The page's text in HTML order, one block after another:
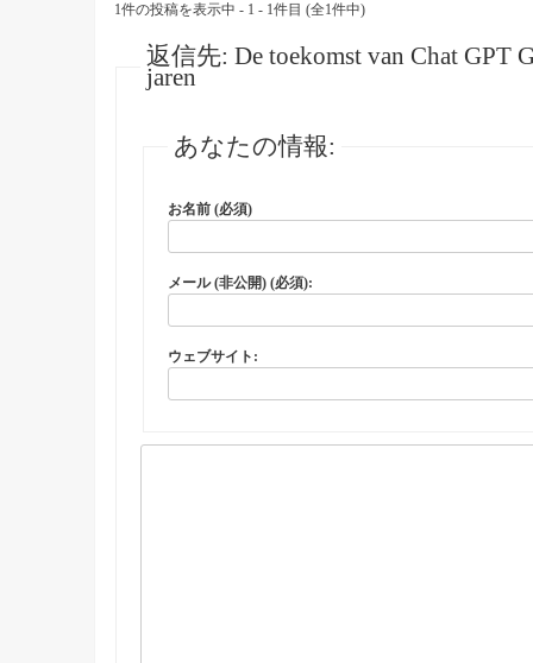
1件の投稿を表示中 - 1 - 1件目 (全1件中)
返信先: De toekomst van Chat GPT
jaren
あなたの情報:
お名前 (必須)
メール (非公開) (必須):
ウェブサイト: